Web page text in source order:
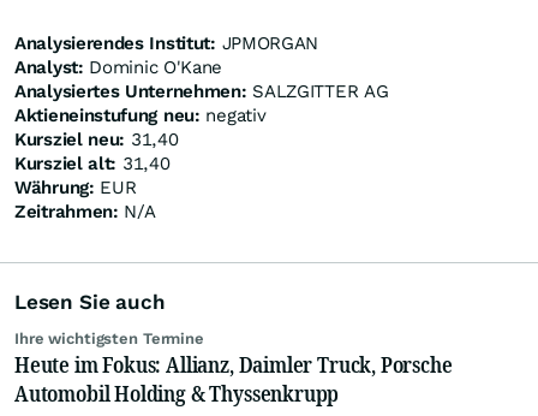
Analysierendes Institut: JPMORGAN
Analyst: Dominic O'Kane
Analysiertes Unternehmen: SALZGITTER AG
Aktieneinstufung neu: negativ
Kursziel neu: 31,40
Kursziel alt: 31,40
Währung: EUR
Zeitrahmen: N/A
Lesen Sie auch
Ihre wichtigsten Termine
Heute im Fokus: Allianz, Daimler Truck, Porsche
Automobil Holding & Thyssenkrupp